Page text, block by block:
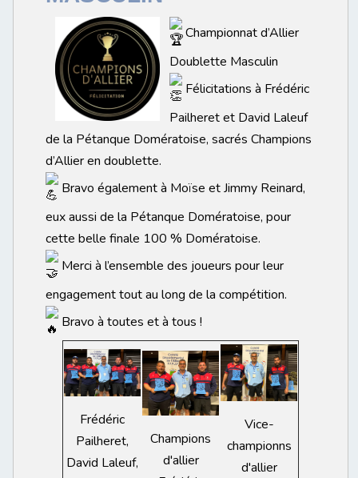
Championnat d’Allier
Doublette Masculin
Félicitations à Frédéric
Pailheret et David Laleuf
de la Pétanque Domératoise, sacrés Champions
d’Allier en doublette.
Bravo également à Moïse et Jimmy Reinard,
eux aussi de la Pétanque Domératoise, pour
cette belle finale 100 % Domératoise.
Merci à l’ensemble des joueurs pour leur
engagement tout au long de la compétition.
Bravo à toutes et à tous !
Frédéric
Pailheret,
David Laleuf,
Champions
d'allier
Vice-
championns
d'allier